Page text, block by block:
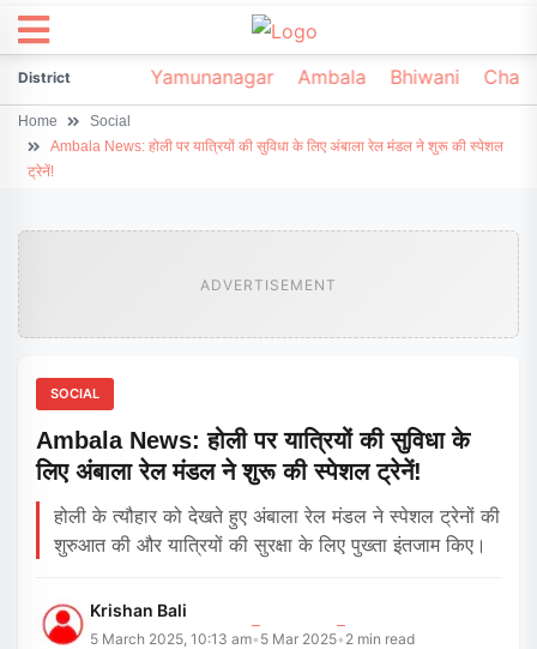
DistrictSonipat Yamunanagar Ambala Bhiwani
Home
Social
Ambala News: होली पर यात्रियों की सुविधा के लिए अंबाला रेल मंडल ने शुरू की स्पेशल
ट्रेनें!
ADVERTISEMENT
SOCIAL
Ambala News: होली पर यात्रियों की सुविधा के
लिए अंबाला रेल मंडल ने शुरू की स्पेशल ट्रेनें!
होली के त्यौहार को देखते हुए अंबाला रेल मंडल ने स्पेशल ट्रेनों की
शुरुआत की और यात्रियों की सुरक्षा के लिए पुख्ता इंतजाम किए।
Krishan Bali
5 March 2025, 10:13 am• 5 Mar 2025• 2 min read